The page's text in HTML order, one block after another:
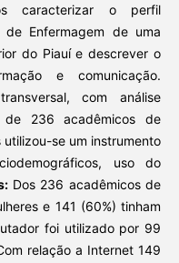
caracterizar o perfil
de Enfermagem de uma
do Piauí e descrever o
e comunicação.
com análise
de 236 acadêmicos de
se um instrumento
uso do
Dos 236 acadêmicos de
e 141 (60%) tinham
foi utilizado por 99
relação a Internet 149